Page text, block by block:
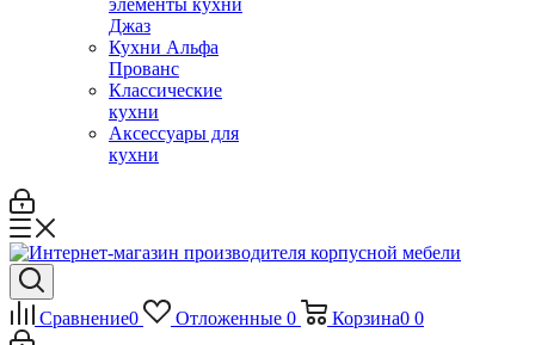
элементы кухни
Джаз
Кухни Альфа
Прованс
Классические
кухни
Аксессуары для
кухни
Сравнение0 Отложенные 0 Корзина0 0